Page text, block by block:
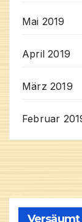
Mai 2019
April 2019
März 2019
Februar
Versäumt